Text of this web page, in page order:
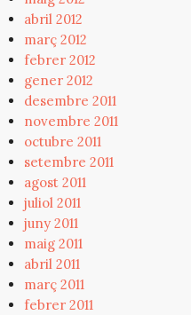
abril 2012
març 2012
febrer 2012
gener 2012
desembre 2011
novembre 2011
octubre 2011
setembre 2011
agost 2011
juliol 2011
juny 2011
maig 2011
abril 2011
març 2011
febrer 2011